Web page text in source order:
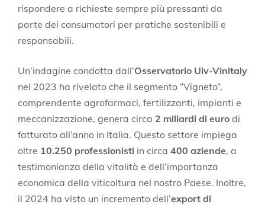
rispondere a richieste sempre più pressanti da
parte dei consumatori per pratiche sostenibili e
responsabili.
Un’indagine condotta dall’Osservatorio Uiv-Vinitaly
nel 2023 ha rivelato che il segmento “Vigneto”,
comprendente agrofarmaci, fertilizzanti, impianti e
meccanizzazione, genera circa 2 miliardi di euro di
fatturato all’anno in Italia. Questo settore impiega
oltre 10.250 professionisti in circa 400 aziende, a
testimonianza della vitalità e dell’importanza
economica della viticoltura nel nostro Paese. Inoltre,
il 2024 ha visto un incremento dell’export di